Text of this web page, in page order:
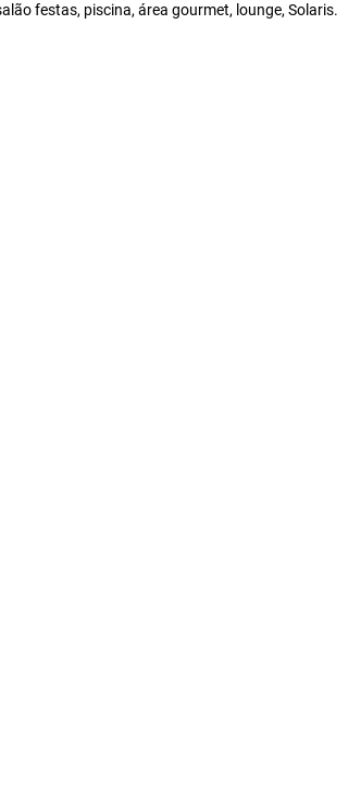
festas, piscina, área gourmet, lounge, Solaris.